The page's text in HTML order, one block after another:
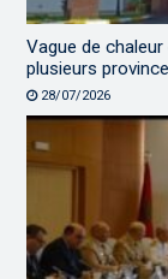
Vague de
plusieurs
28/07/2026